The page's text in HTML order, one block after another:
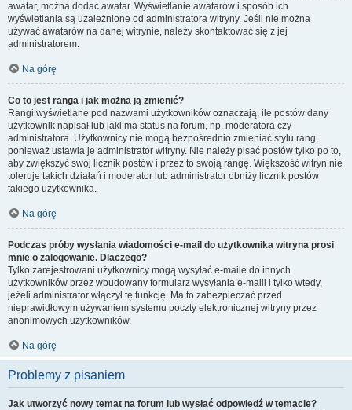
awatar, można dodać awatar. Wyświetlanie awatarów i sposób ich
wyświetlania są uzależnione od administratora witryny. Jeśli nie można
używać awatarów na danej witrynie, należy skontaktować się z jej
administratorem.
Na górę
Co to jest ranga i jak można ją zmienić?
Rangi wyświetlane pod nazwami użytkowników oznaczają, ile postów dany
użytkownik napisał lub jaki ma status na forum, np. moderatora czy
administratora. Użytkownicy nie mogą bezpośrednio zmieniać stylu rang,
ponieważ ustawia je administrator witryny. Nie należy pisać postów tylko po to,
aby zwiększyć swój licznik postów i przez to swoją rangę. Większość witryn nie
toleruje takich działań i moderator lub administrator obniży licznik postów
takiego użytkownika.
Na górę
Podczas próby wysłania wiadomości e-mail do użytkownika witryna prosi
mnie o zalogowanie. Dlaczego?
Tylko zarejestrowani użytkownicy mogą wysyłać e-maile do innych
użytkowników przez wbudowany formularz wysyłania e-maili i tylko wtedy,
jeżeli administrator włączył tę funkcję. Ma to zabezpieczać przed
nieprawidłowym używaniem systemu poczty elektronicznej witryny przez
anonimowych użytkowników.
Na górę
Problemy z pisaniem
Jak utworzyć nowy temat na forum lub wysłać odpowiedź w temacie?